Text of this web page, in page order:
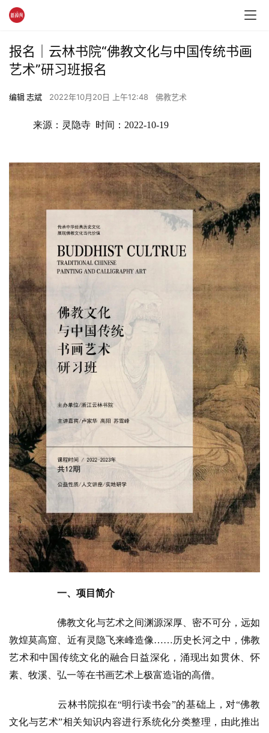
报名｜云林书院“佛教文化与中国传统书画
艺术”研习班报名
编辑 志斌 2022年10月20日 上午12:48 佛教艺术
来源：灵隐寺  时间：2022-10-19
一、项目简介
佛教文化与艺术之间渊源深厚、密不可分，远如
敦煌莫高窟、近有灵隐飞来峰造像……历史长河之中，佛教
艺术和中国传统文化的融合日益深化，涌现出如贯休、怀
素、牧溪、弘一等在书画艺术上极富造诣的高僧。
云林书院拟在“明行读书会”的基础上，对“佛教
文化与艺术”相关知识内容进行系统化分类整理，由此推出